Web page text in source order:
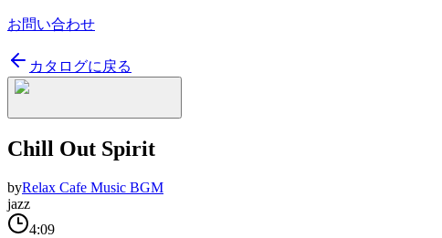
お問い合わせ
カタログに戻る
Chill Out Spirit
byRelax Cafe Music BGM
jazz
4:09